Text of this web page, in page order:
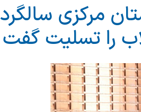
مرکزی سالگرد
را تسلیت گفت